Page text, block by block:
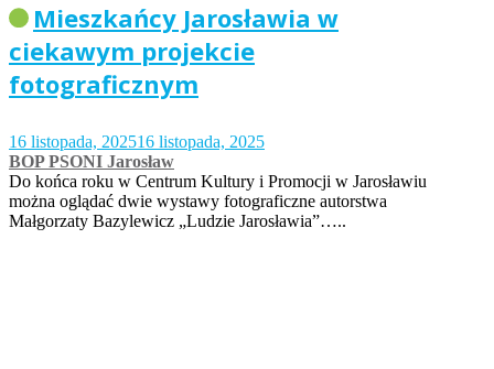
Mieszkańcy Jarosławia w
ciekawym projekcie
fotograficznym
16 listopada, 202516 listopada, 2025
BOP PSONI Jarosław
Do końca roku w Centrum Kultury i Promocji w Jarosławiu
można oglądać dwie wystawy fotograficzne autorstwa
Małgorzaty Bazylewicz „Ludzie Jarosławia”…..